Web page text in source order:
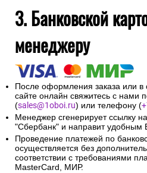
3. Банковской
менеджеру
После оформления заказа или в
сайте онлайн свяжитесь с нами
(sales@1oboi.ru) или телефону (
Менеджер сгенерирует ссылку
"Сбербанк" и направит удобным
Проведение платежей по
осуществляется без
соответствии с требованиями
MasterCard, МИР.